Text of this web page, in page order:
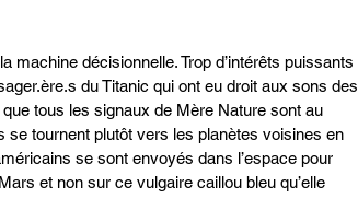
machine décisionnelle. Trop d’intérêts puissants
du Titanic qui ont eu droit aux sons des
tous les signaux de Mère Nature sont au
se tournent plutôt vers les planètes voisines en
se sont envoyés dans l’espace pour
et non sur ce vulgaire caillou bleu qu’elle